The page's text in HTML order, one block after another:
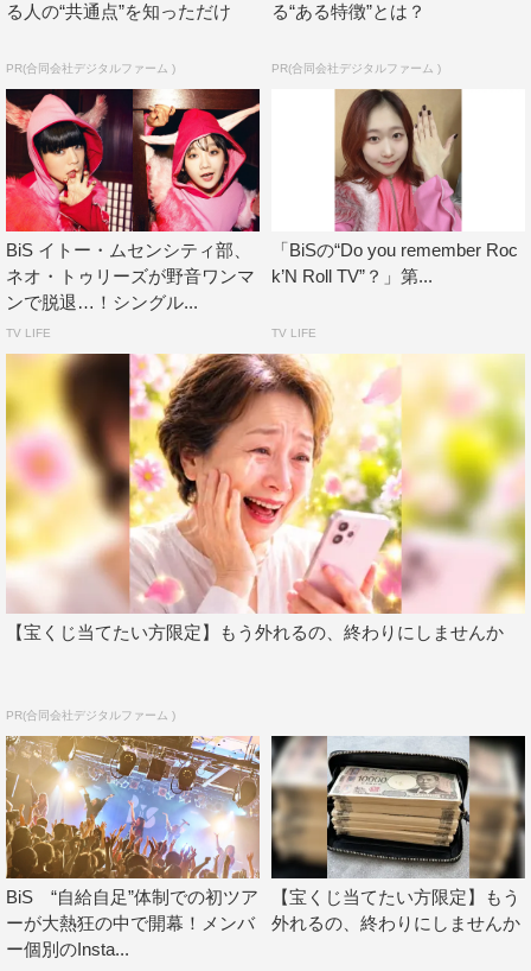
ここでトギーがMCで「次に歌うのは、『TOUCH ME』と
いう曲です。あの時ああ言ってたら、こうしてたらって後
悔は人生につきものだし、もうどうにもできないと思って
しまうこともあると思います」と。
続けて「楽しかった日々の後に後悔する出来事があると、
それまでの全部が、良くなかったような気がしてくるけ
ど、楽しかったこと、うれしかったこと、幸せだったこ
と、全部、良い思い出は、良い思い出のままにしてずっと
大事にしていてほしいです」と呼びかけていく。
そして「今何か後悔しているあなたも、今までの自分の全
てがだめだったなんて思わないで、大切にしてきたものを
a love song」「LOVE」を連投し、会場の研究員の涙腺を
決壊させるエモナンバーで締めくくった。
る人の“共通点”を知っただけ
PR(合同会社デジタルファーム )
る“ある特徴”とは？
PR(合同会社デジタルファーム )
BiS イトー・ムセンシティ部、
ネオ・トゥリーズが野音ワンマ
ンで脱退…！シングル...
TV LIFE
「BiSの“Do you remember Roc
k’N Roll TV”？」第...
TV LIFE
【宝くじ当てたい方限定】もう外れるの、終わりにしませんか
PR(合同会社デジタルファーム )
BiS “自給自足”体制での初ツア
ーが大熱狂の中で開幕！メンバ
ー個別のInsta...
【宝くじ当てたい方限定】もう
外れるの、終わりにしませんか